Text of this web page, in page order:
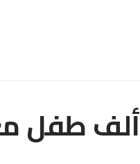
تقرير: 37